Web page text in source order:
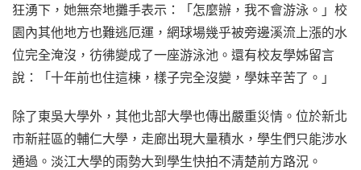
狂湧下，她無奈地攤手表示：「怎麼辦，我不會游泳。」校
園內其他地方也難逃厄運，網球場幾乎被旁邊溪流上漲的水
位完全淹沒，彷彿變成了一座游泳池。還有校友學姊留言
說：「十年前也住這棟，樣子完全沒變，學妹辛苦了。」
除了東吳大學外，其他北部大學也傳出嚴重災情。位於新北
市新莊區的輔仁大學，走廊出現大量積水，學生們只能涉水
通過。淡江大學的雨勢大到學生快拍不清楚前方路況。